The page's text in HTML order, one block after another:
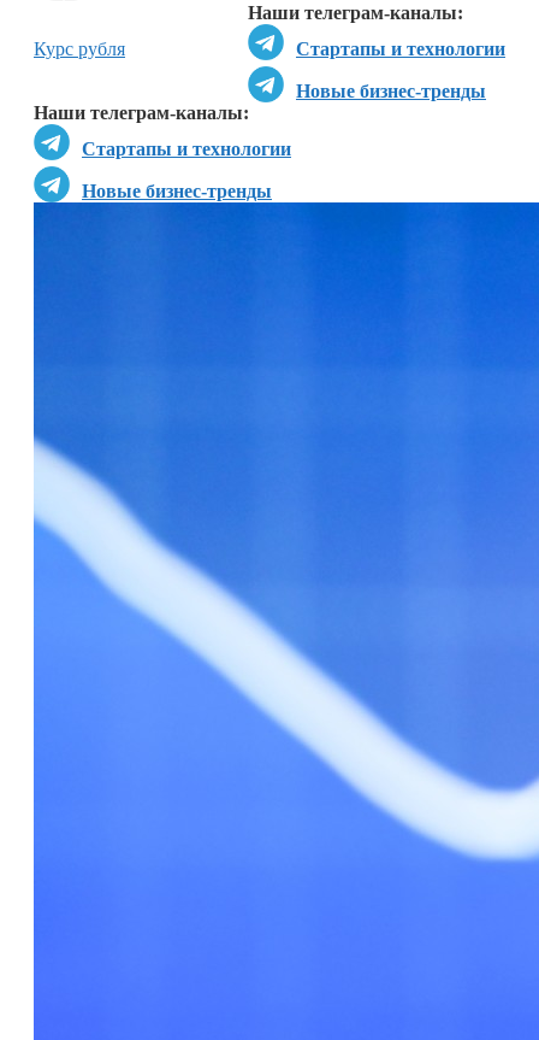
Наши телеграм-каналы:
Стартапы и технологии
Новые бизнес-тренды
Наши телеграм-каналы:
Стартапы и технологии
Новые бизнес-тренды
Курс рубля